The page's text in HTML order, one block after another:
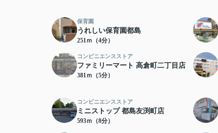
保育園
うれしい保育園都島
251ｍ（4分）
コンビニエンスストア
ファミリーマート 高倉町二丁目店
381ｍ（5分）
コンビニエンスストア
ミニストップ 都島友渕町店
593ｍ（8分）